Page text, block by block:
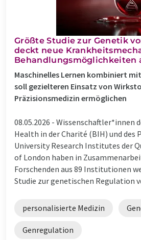
Größte Studie zur Genetik
deckt neue
Behandlungsmöglichkeiten
Maschinelles Lernen kombiniert
soll gezielteren Einsatz von
Präzisionsmedizin ermöglichen
08.05.2026 - Wissenschaftler*innen
Health in der Charité (BIH) und des
University Research Institutes der
of London haben in
Forschenden aus 89 Institutionen
Studie zur genetischen Regulation
personalisierte Medizin
Genregulation